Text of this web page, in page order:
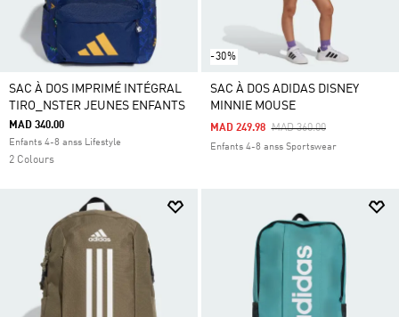
SAC À DOS IMPRIMÉ INTÉGRAL
TIRO_NSTER JEUNES ENFANTS
MAD 340.00
Enfants 4-8 anss Lifestyle
2 Colours
-30%
SAC À DOS ADIDAS DISNEY
MINNIE MOUSE
Price Reduced From
MAD 360.00To
MAD 249.98
Enfants 4-8 anss Sportswear